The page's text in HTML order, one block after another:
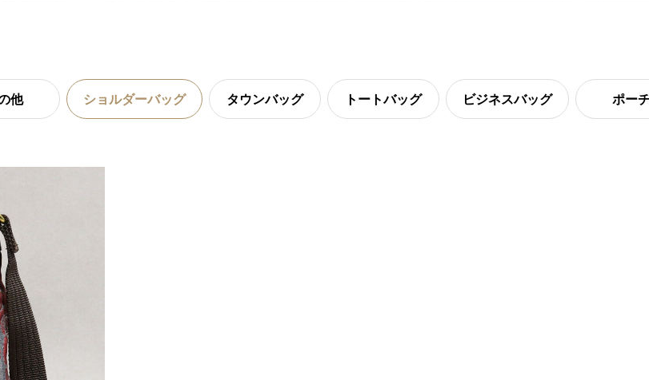
他 ショルダーバッグ タウンバッグ トートバッグ ビジネスバッグ ポー